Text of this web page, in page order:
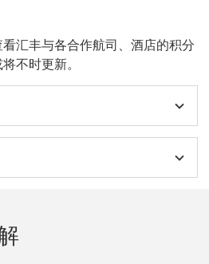
汇丰与各合作航司、酒店的积分
不时更新。